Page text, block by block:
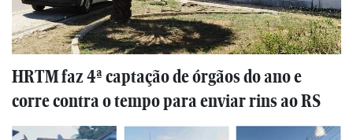
HRTM faz 4ª captação de órgãos do ano e
corre contra o tempo para enviar rins ao RS